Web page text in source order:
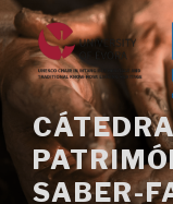
Saltar
para
conteúdo
SABER-